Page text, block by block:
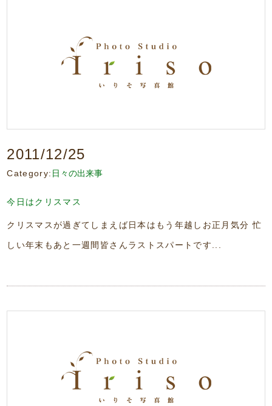
2011/12/25
Category: 日々の出来事
今日はクリスマス
クリスマスが過ぎてしまえば日本はもう年越しお正月気分 忙
しい年末もあと一週間皆さんラストスパートです...